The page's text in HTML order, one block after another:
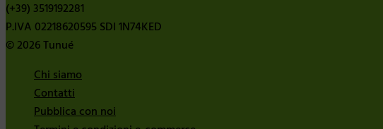
(+39) 3519192281
P.IVA 02218620595 SDI 1N74KED
© 2026 Tunué
Chi siamo
Contatti
Pubblica con noi